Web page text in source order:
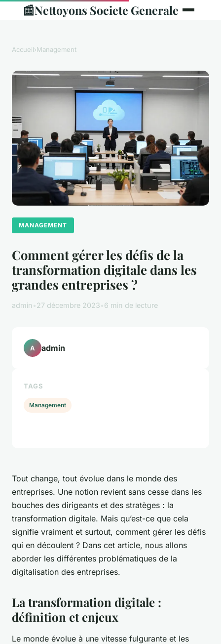
📰Nettoyons Societe Generale
Accueil›Management
MANAGEMENT
Comment gérer les défis de la
transformation digitale dans les
grandes entreprises ?
admin •27 décembre 2023•6 min de lecture
Tout change, tout évolue dans le monde des
entreprises. Une notion revient sans cesse dans les
bouches des dirigeants et des stratèges : la
transformation digitale. Mais qu’est-ce que cela
signifie vraiment et surtout, comment gérer les défis
qui en découlent ? Dans cet article, nous allons
aborder les différentes problématiques de la
digitalisation des entreprises.
La transformation digitale :
définition et enjeux
Le monde évolue à une vitesse fulgurante et les
A admin
TAGS
Management